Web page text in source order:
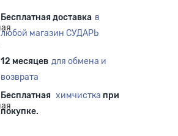
Бесплатная доставка в
любой магазин СУДАРЬ
12 месяцев для обмена и
возврата
Бесплатная химчистка при
покупке.